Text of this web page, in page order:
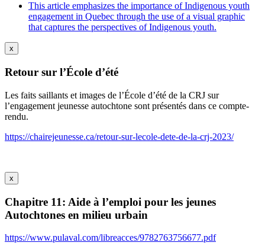
This article emphasizes the importance of Indigenous youth
engagement in Quebec through the use of a visual graphic
that captures the perspectives of Indigenous youth.
x
Retour sur l’École d’été
Les faits saillants et images de l’École d’été de la CRJ sur
l’engagement jeunesse autochtone sont présentés dans ce compte-
rendu.
https://chairejeunesse.ca/retour-sur-lecole-dete-de-la-crj-2023/
x
Chapitre 11: Aide à l’emploi pour les jeunes
Autochtones en milieu urbain
https://www.pulaval.com/libreacces/9782763756677.pdf